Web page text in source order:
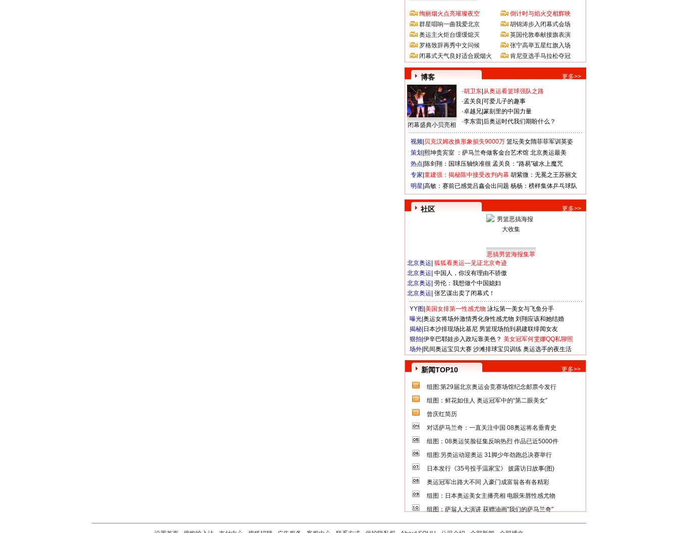
绚丽烟火点亮璀璨夜空
群星唱响一曲我爱北京
奥运主火炬台缓缓熄灭
罗格致辞再秀中文问候
闭幕式天气良好适合观烟火
倒计时与焰火交相辉映
胡锦涛步入闭幕式会场
英国伦敦奉献接旗表演
张宁高举五星红旗入场
肯尼亚选手马拉松夺冠
博客 更多>>
闭幕盛典小贝亮相
·胡卫东 从奥运看篮球强队之路
·孟关良 可爱儿子的趣事
·卓越兄 篆刻里的中国力量
·李东雷 后奥运时代我们期盼什么？
视频| 贝克汉姆改换形象损失9000万 篮坛美女隋菲菲军训英姿
策划| 熙坤贵宾室 ：萨马兰奇做客金台艺术馆 北京奥运最美
热点| 陈剑翔：国球压轴快准很 孟关良：“路易”破水上魔咒
专家| 童建强：揭秘陈中接受改判内幕 胡紫微：无冕之王苏丽文
明星| 高敏：赛前已感觉吕鑫会出问题 杨杨：榜样集体乒乓球队
社区 更多>>
恶搞男篮海报集萃
北京奥运 狐狐看奥运—见证北京奇迹
北京奥运 中国人，你没有理由不骄傲
北京奥运 劳伦：我想做个中国媳妇
北京奥运 张艺谋出卖了闭幕式！
YY图| 美国女排第一性感尤物 泳坛第一美女与飞鱼分手
曝光| 奥运女将场外激情秀化身性感尤物 刘翔应该和她结婚
揭秘| 日本沙排现场比基尼 男篮现场拍到易建联绯闻女友
狠拍| 伊辛巴耶娃步入政坛靠美色？ 美女冠军何雯娜QQ私聊照
场外| 民间奥运宝贝大赛 沙滩排球宝贝训练 奥运选手的夜生活
新闻TOP10 更多>>
组图:第29届北京奥运会竞赛场馆纪念邮票今发行
组图：鲜花如佳人 奥运冠军中的“第二眼美女”
曾庆红简历
对话萨马兰奇：一直关注中国 08奥运将名垂青史
组图：08奥运笑脸征集反响热烈 作品已近5000件
组图:另类运动迎奥运 31脚少年劲跑总决赛举行
日本发行《35号投手温家宝》 披露访日故事(图)
奥运冠军出路大不同 入豪门成富翁各有各精彩
组图：日本奥运美女主播亮相 电眼朱唇性感尤物
组图：萨翁人大演讲 获赠油画"我们的萨马兰奇"